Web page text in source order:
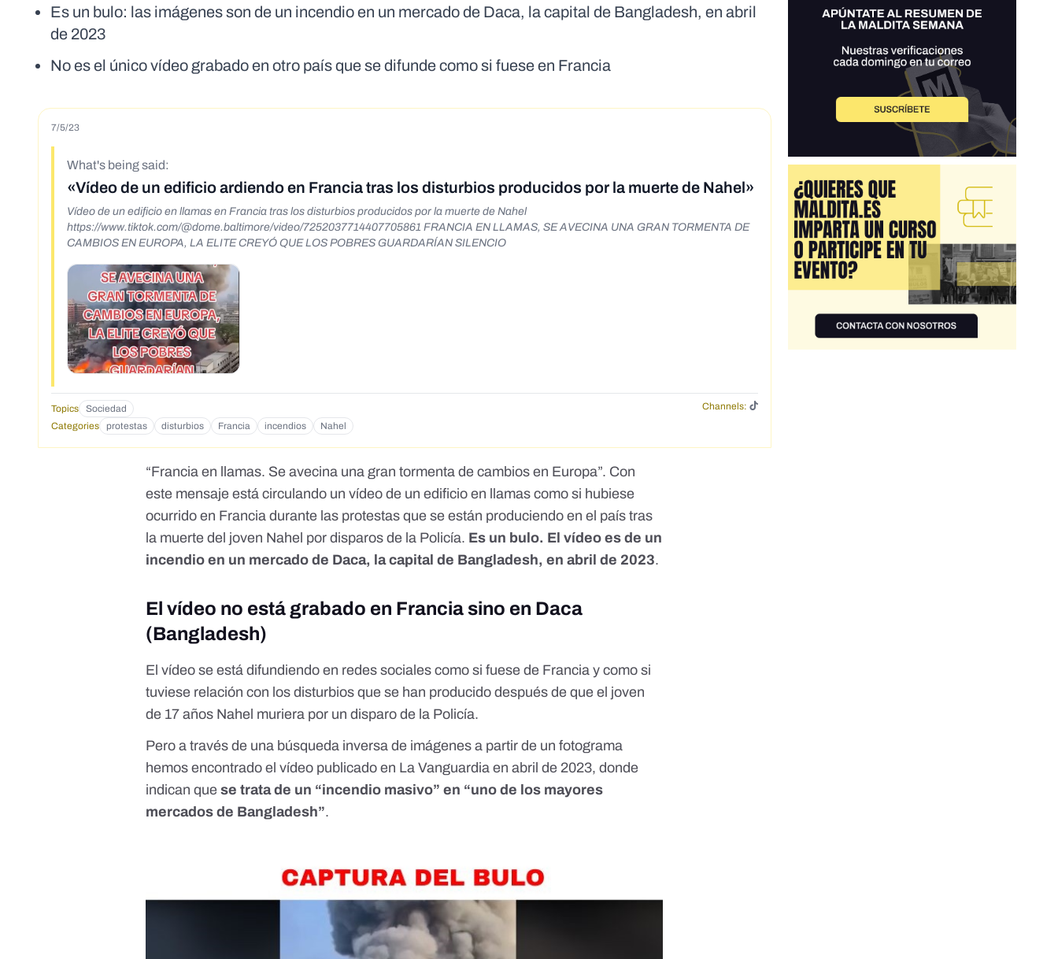
Es un bulo: las imágenes son de un incendio en un mercado de Daca, la capital de Bangladesh, en abril
de 2023
No es el único vídeo grabado en otro país que se difunde como si fuese en Francia
7/5/23
What's being said:
«Vídeo de un edificio ardiendo en Francia tras los disturbios producidos por la muerte de Nahel»
Vídeo de un edificio en llamas en Francia tras los disturbios producidos por la muerte de Nahel
https://www.tiktok.com/@dome.baltimore/video/7252037714407705861 FRANCIA EN LLAMAS, SE AVECINA UNA GRAN TORMENTA DE
CAMBIOS EN EUROPA, LA ELITE CREYÓ QUE LOS POBRES GUARDARÍAN SILENCIO
Topics Sociedad
Channels:
Categories
protestas disturbios Francia incendios Nahel
“Francia en llamas. Se avecina una gran tormenta de cambios en Europa”. Con
este mensaje está circulando un vídeo de un edificio en llamas como si hubiese
ocurrido en Francia durante las protestas que se están produciendo en el país tras
la muerte del joven Nahel por disparos de la Policía. Es un bulo. El vídeo es de un
incendio en un mercado de Daca, la capital de Bangladesh, en abril de 2023.
El vídeo no está grabado en Francia sino en Daca
(Bangladesh)
El vídeo se está difundiendo en redes sociales como si fuese de Francia y como si
tuviese relación con los disturbios que se han producido después de que el joven
de 17 años Nahel muriera por un disparo de la Policía.
Pero a través de una búsqueda inversa de imágenes a partir de un fotograma
hemos encontrado el vídeo publicado en La Vanguardia en abril de 2023, donde
indican quese trata de un “incendio masivo” en “uno de los mayores
mercados de Bangladesh”.